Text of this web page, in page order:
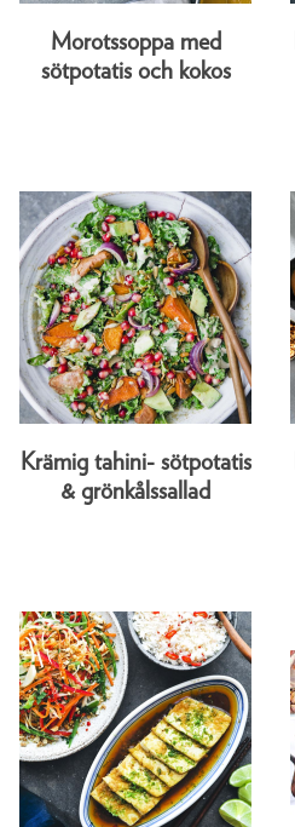
Morotssoppa med
sötpotatis och kokos
Krämig tahini- sötpotatis
& grönkålssallad